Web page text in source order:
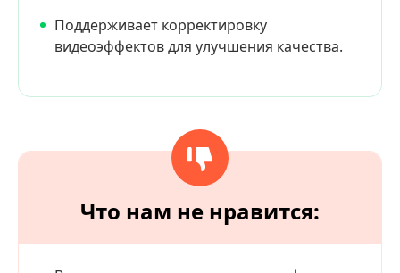
Поддерживает корректировку
видеоэффектов для улучшения качества.
Что нам не нравится: